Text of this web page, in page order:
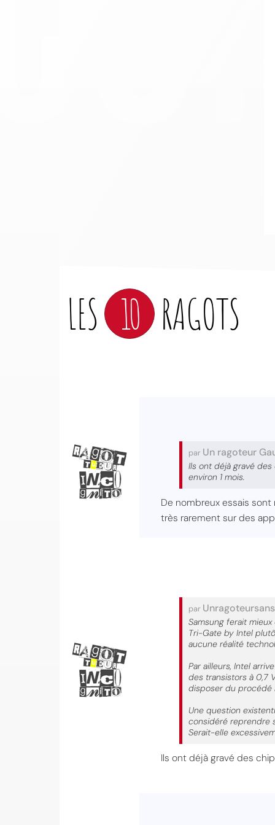
LES 10 RAGOTS
par Un ragoteur
Ils ont déjà gravé
environ 1 mois.
De nombreux essais
très rarement sur des
par
Samsung ferait
Tri-Gate by Intel
aucune réalité
Par ailleurs, Intel
des transistors à 0,7
disposer du procédé
Une question
considéré reprendre
Serait-elle
Ils ont déjà gravé des